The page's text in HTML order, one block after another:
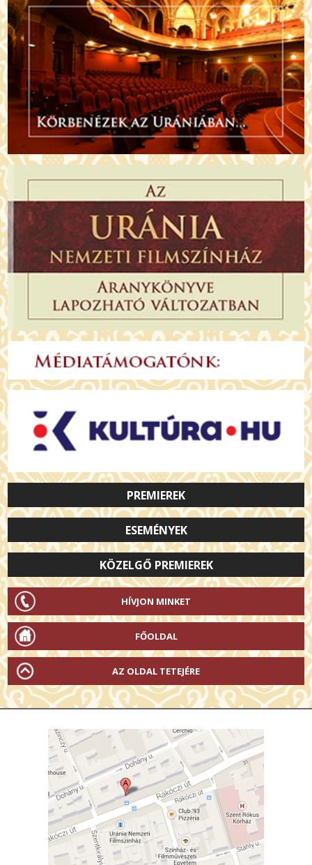
PREMIEREK
ESEMÉNYEK
KÖZELGŐ PREMIEREK
HÍVJON MINKET
FŐOLDAL
AZ OLDAL TETEJÉRE